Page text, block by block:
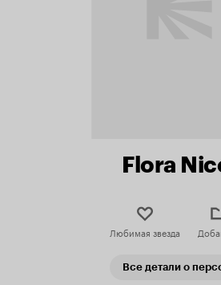
Flora
Любимая звезда
Все детали о